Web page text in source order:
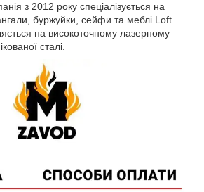
з 2012 року спеціалізується на
буржуйки, сейфи та меблі Loft.
на високоточному лазерному
сталі.